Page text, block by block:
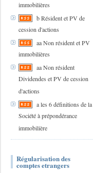
immobilières
b Résident et PV de
cession d'actions
aa Non résident et PV
immobilières
aa Non résident
Dividendes et PV de cession
d'actions
a les 6 définitions de la
Société à prépondérance
immobilière
Régularisation des
comptes etrangers